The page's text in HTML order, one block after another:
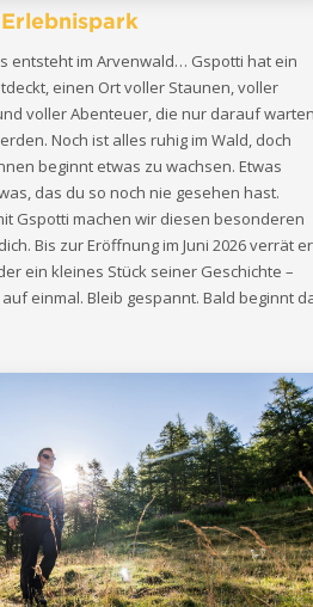
entsteht im Arvenwald… Gspotti hat ein
einen Ort voller Staunen, voller
voller Abenteuer, die nur darauf
Noch ist alles ruhig im Wald, doch
beginnt etwas zu wachsen. Etwas
das du so noch nie gesehen hast.
Gspotti machen wir diesen besonderen
Bis zur Eröffnung im Juni 2026 verrät er
ein kleines Stück seiner Geschichte –
einmal. Bleib gespannt. Bald beginnt